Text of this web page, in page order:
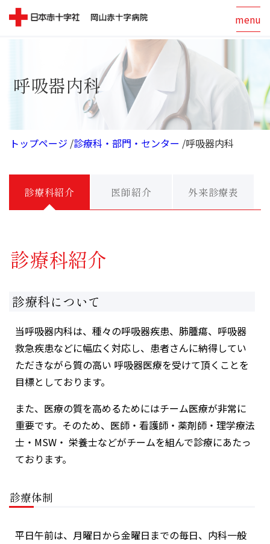
menu
呼吸器内科
トップページ /診療科・部門・センター /呼吸器内科
診療科紹介 医師紹介 外来診療表
診療科紹介
診療科について
当呼吸器内科は、種々の呼吸器疾患、肺腫瘍、呼吸器
救急疾患などに幅広く対応し、患者さんに納得してい
ただきながら質の高い 呼吸器医療を受けて頂くことを
目標としております。
また、医療の質を高めるためにはチーム医療が非常に
重要です。そのため、医師・看護師・薬剤師・理学療法
士・MSW・ 栄養士などがチームを組んで診療にあたっ
ております。
診療体制
平日午前は、月曜日から金曜日までの毎日、内科一般